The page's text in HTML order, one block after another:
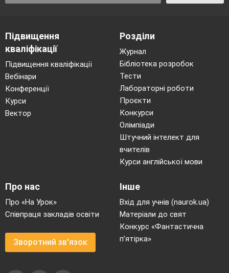
Підвищення
кваліфікації
Підвищення кваліфікації
Вебінари
Конференції
Курси
Вектор
Розділи
Журнал
Бібліотека розробок
Тести
Лабораторні роботи
Проєкти
Конкурси
Олімпіади
Штучний інтелект для
вчителів
Курси англійської мови
Про нас
Про «На Урок»
Співпраця закладів освіти
Зворотний зв'язок
Інше
Вхід для учнів (naurok.ua)
Матеріали до свят
Конкурс «Фантастична
п’ятірка»